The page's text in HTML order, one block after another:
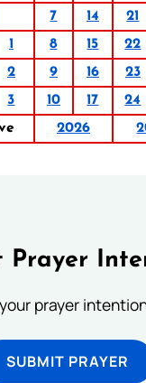
7 14 21
1 8 15 22
2 9 16 23
3 10 17 24
2026
Prayer
prayer
SUBMIT PRAYER